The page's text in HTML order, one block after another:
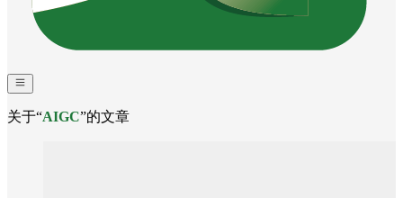
关于“AIGC”的文章